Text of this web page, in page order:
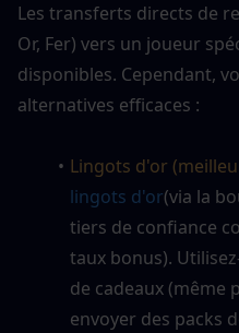
Les transferts directs de
Or, Fer) vers un joueur
disponibles. Cependant,
alternatives efficaces :
Lingots d'or
lingots d'or(via la
tiers de confiance
taux bonus).
de cadeaux
envoyer des packs